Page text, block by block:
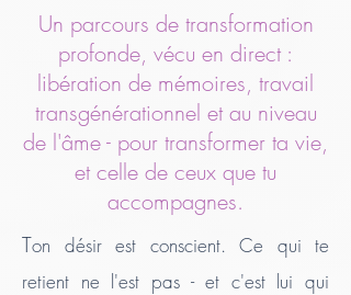
Un parcours de transformation
profonde, vécu en direct :
libération de mémoires, travail
transgénérationnel et au niveau
de l'âme - pour transformer ta vie,
et celle de ceux que tu
accompagnes.
Ton désir est conscient. Ce qui te
retient ne l'est pas - et c'est lui qui